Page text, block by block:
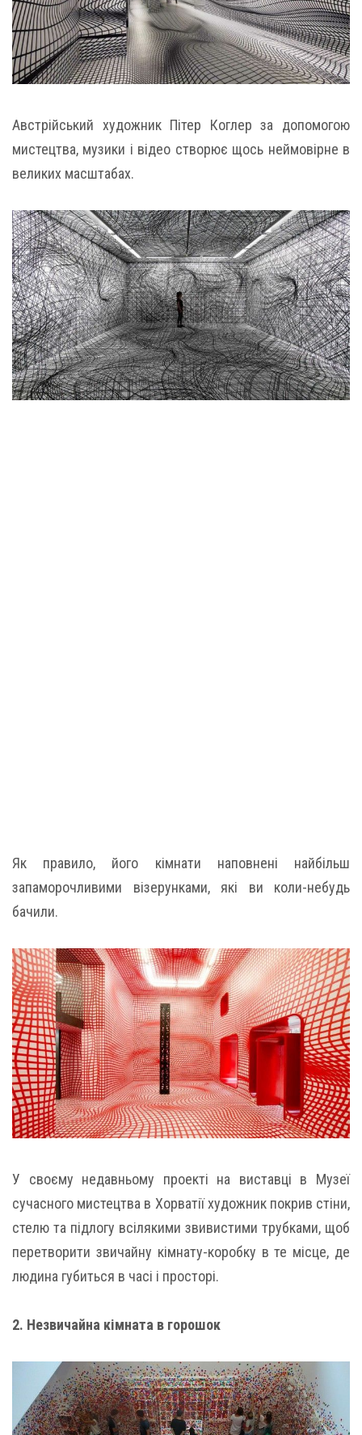
Австрійський художник Пітер Коглер за допомогою
мистецтва, музики і відео створює щось неймовірне в
великих масштабах.
Як правило, його кімнати наповнені найбільш
запаморочливими візерунками, які ви коли-небудь
бачили.
У своєму недавньому проекті на виставці в Музеї
сучасного мистецтва в Хорватії художник покрив стіни,
стелю та підлогу всілякими звивистими трубками, щоб
перетворити звичайну кімнату-коробку в те місце, де
людина губиться в часі і просторі.
2. Незвичайна кімната в горошок